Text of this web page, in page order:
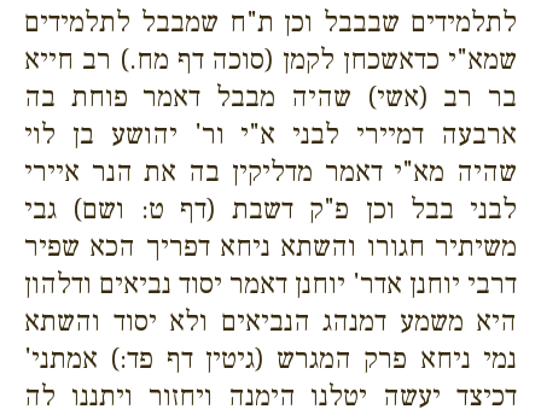
לתלמידים שבבבל וכן ת"ח שמבבל לתלמידים
שמא"י כדאשכחן לקמן (סוכה דף מח.) רב חייא
בר רב (אשי) שהיה מבבל דאמר פוחת בה
ארבעה דמיירי לבני א"י ור' יהושע בן לוי
שהיה מא"י דאמר מדליקין בה את הנר איירי
לבני בבל וכן פ"ק דשבת (דף ט: ושם) גבי
משיתיר חגורו והשתא ניחא דפריך הכא שפיר
דרבי יוחנן אדר' יוחנן דאמר יסוד נביאים ודלהון
היא משמע דמנהג הנביאים ולא יסוד והשתא
נמי ניחא פרק המגרש (גיטין דף פד:) אמתני'
דכיצד יעשה יטלנו הימנה ויחזור ויתננו לה